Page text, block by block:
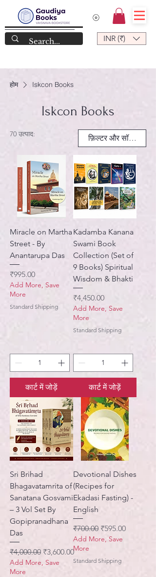
INR (₹)
होम Iskcon Books
Iskcon Books
70 उत्पाद: फ़िल्टर और सॉर्ट करें
Miracle on Martha
Street - By
Anantarupa Das
मूल्य
₹995.00
Add More, Save
More
Standard Shipping
कार्ट में जोड़ें
Kadamba Kanana
Swami Book
Collection (Set of
9 Books) Spiritual
Wisdom & Bhakti
मूल्य
₹4,450.00
Add More, Save
More
Standard Shipping
कार्ट में जोड़ें
Sri Brihad
Bhagavatamrita of
Sanatana Gosvami
– 3 Vol Set By
Gopipranadhana
Das
नियमित मूल्य
₹4,000.00 बिक्री मूल्य
₹3,600.00
Add More, Save
More
Devotional Dishes
(Recipes for
Ekadasi Fasting) -
English
नियमित मूल्य
₹700.00 बिक्री मूल्य
₹595.00
Add More, Save
More
Standard Shipping